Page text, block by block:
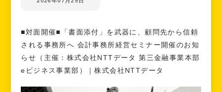
■対面開催■「書面添付」を武器に、顧問先から信頼
される事務所へ 会計事務所経営セミナー開催のお知
らせ（主催：株式会社NTTデータ 第三金融事業本部
eビジネス事業部）｜株式会社NTTデータ